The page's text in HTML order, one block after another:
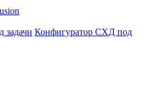
задачи Конфигуратор СХД под